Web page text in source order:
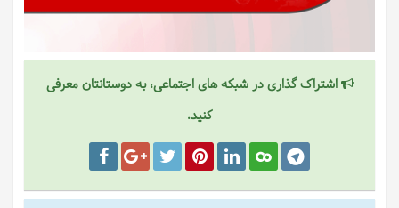
اشتراک گذاری در شبکه های اجتماعی، به دوستانتان معرفی
کنید.